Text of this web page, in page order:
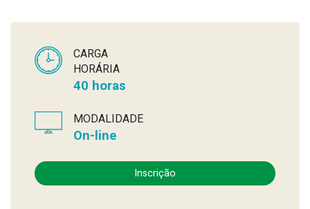
CARGA
HORÁRIA
40 horas
MODALIDADE
On-line
Inscrição